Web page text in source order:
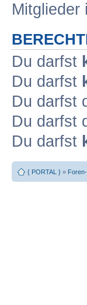
Mitglieder
Du darfst
Du darfst
Du darfst
Du darfst
Du darfst
{ PORTAL } »